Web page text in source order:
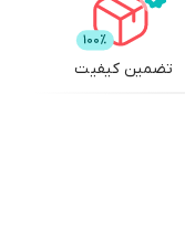
تضمین کیفیت